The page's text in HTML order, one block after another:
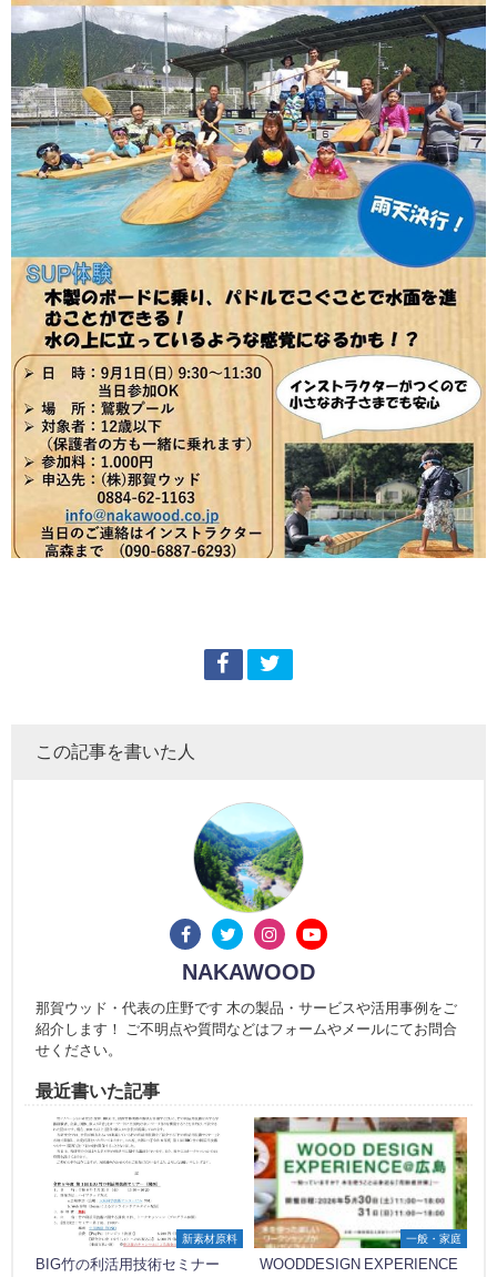
この記事を書いた人
NAKAWOOD
那賀ウッド・代表の庄野です 木の製品・サービスや活用事例をご
紹介します！ ご不明点や質問などはフォームやメールにてお問合
せください。
最近書いた記事
新素材原料
BIG竹の利活用技術セミナー
一般・家庭
WOODDESIGN EXPERIENCE